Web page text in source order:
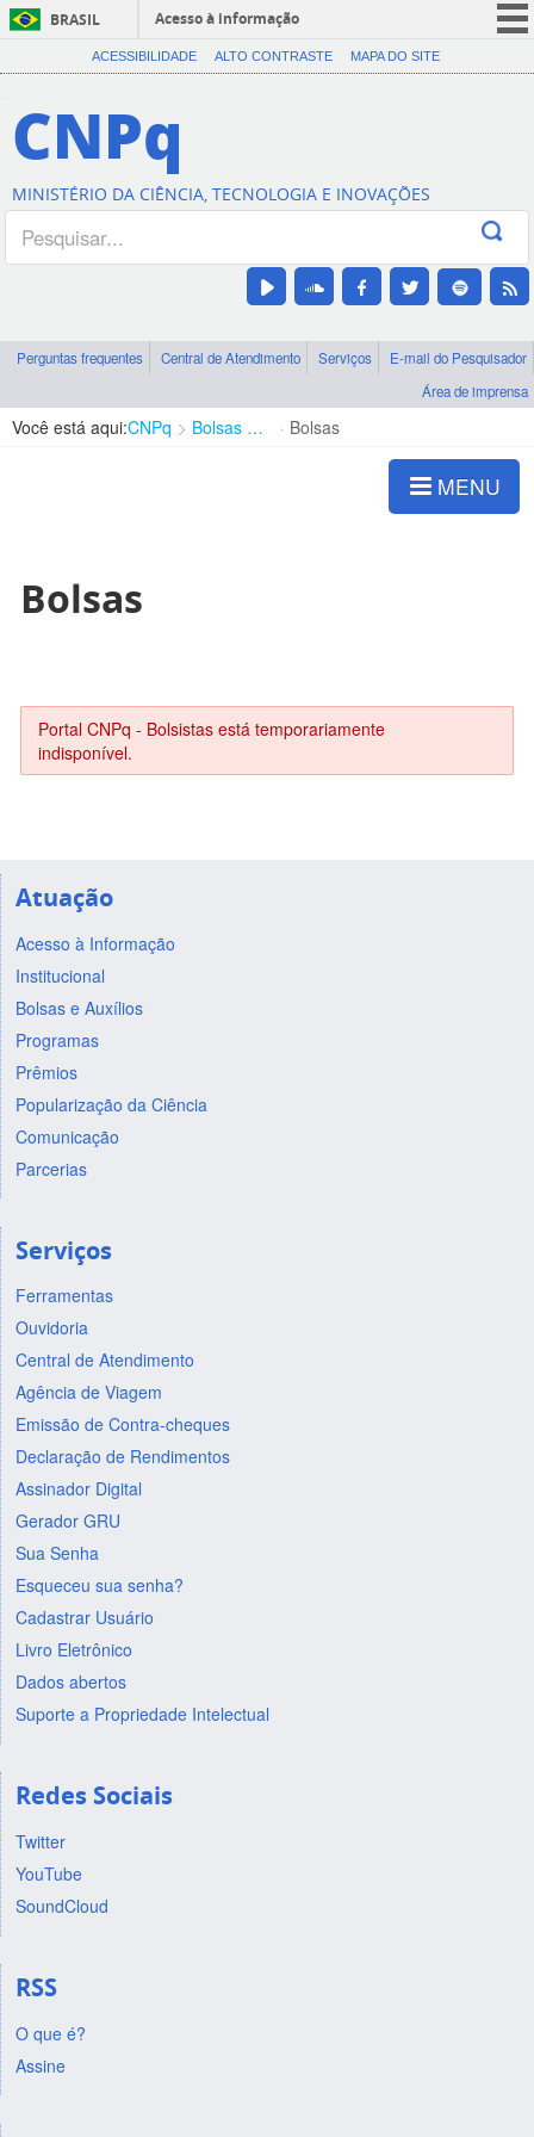
BRASIL
Acesso à informação
CORONAVÍRUS (COVID-19)
Canais
ACESSIBILIDADE ALTO CONTRASTE MAPA DO SITE
CNPq
MINISTÉRIO DA CIÊNCIA, TECNOLOGIA E INOVAÇÕES
Perguntas frequentes Central de Atendimento Serviços
E-mail do Pesquisador
Área de imprensa
Você está aqui:CNPq Bolsas e Auxílios Vigentes Bolsas
MENU
Bolsas
Portal CNPq - Bolsistas está temporariamente
indisponível.
Atuação
Acesso à Informação
Institucional
Bolsas e Auxílios
Programas
Prêmios
Popularização da Ciência
Comunicação
Parcerias
Serviços
Ferramentas
Ouvidoria
Central de Atendimento
Agência de Viagem
Emissão de Contra-cheques
Declaração de Rendimentos
Assinador Digital
Gerador GRU
Sua Senha
Esqueceu sua senha?
Cadastrar Usuário
Livro Eletrônico
Dados abertos
Suporte a Propriedade Intelectual
Redes Sociais
Twitter
YouTube
SoundCloud
RSS
O que é?
Assine